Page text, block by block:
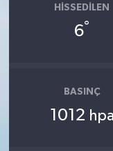
HISSEDILEN
6°
BASINÇ
1012 hpa